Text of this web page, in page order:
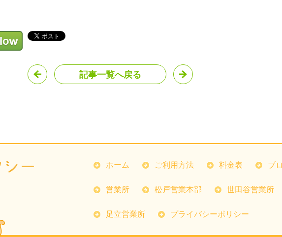
記事一覧へ戻る
ホーム ご利用方法 料金表 ブ
営業所 松戸営業本部 世田谷営業所
足立営業所 プライバシーポリシー